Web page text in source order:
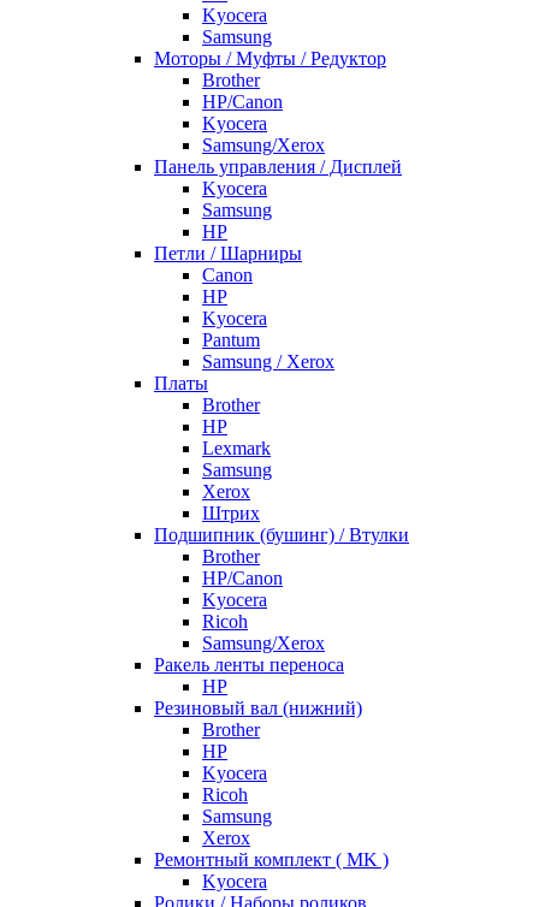
Kyocera
Samsung
Моторы / Муфты / Редуктор
Brother
HP/Canon
Kyocera
Samsung/Xerox
Панель управления / Дисплей
Kyocera
Samsung
НР
Петли / Шарниры
Canon
HP
Kyocera
Pantum
Samsung / Xerox
Платы
Brother
HP
Lexmark
Samsung
Xerox
Штрих
Подшипник (бушинг) / Втулки
Brother
HP/Canon
Kyocera
Ricoh
Samsung/Xerox
Ракель ленты переноса
HP
Резиновый вал (нижний)
Brother
HP
Kyocera
Ricoh
Samsung
Xerox
Ремонтный комплект ( MK )
Kyocera
Ролики / Наборы роликов